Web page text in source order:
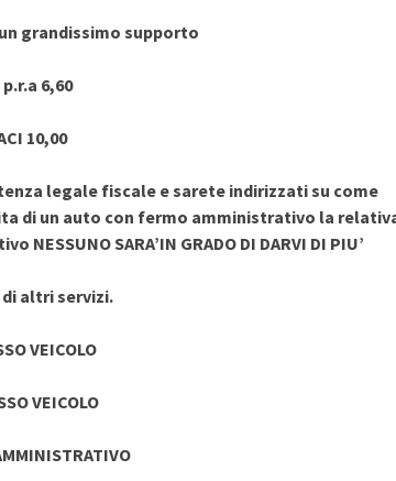
grandissimo supporto
6,60
10,00
legale fiscale e sarete indirizzati su come
di un auto con fermo amministrativo la
SARA’IN GRADO DI DARVI DI PIU’
altri servizi.
VEICOLO
VEICOLO